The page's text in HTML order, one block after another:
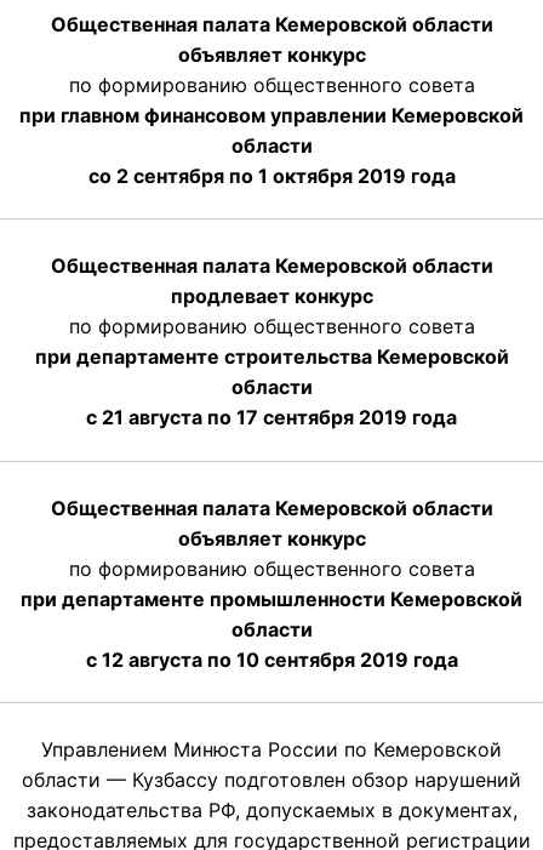
Общественная палата Кемеровской области
объявляет конкурс
по формированию общественного совета
при главном финансовом управлении Кемеровской
области
со 2 сентября по 1 октября 2019 года
Общественная палата Кемеровской области
продлевает конкурс
по формированию общественного совета
при департаменте строительства Кемеровской
области
с 21 августа по 17 сентября 2019 года
Общественная палата Кемеровской области
объявляет конкурс
по формированию общественного совета
при департаменте промышленности Кемеровской
области
с 12 августа по 10 сентября 2019 года
Управлением Минюста России по Кемеровской
области — Кузбассу подготовлен обзор нарушений
законодательства РФ, допускаемых в документах,
предоставляемых для государственной регистрации